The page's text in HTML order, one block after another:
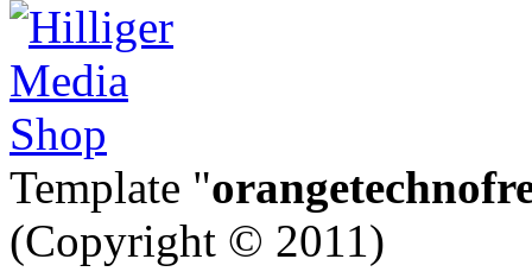
Template "
(Copyright © 2011)